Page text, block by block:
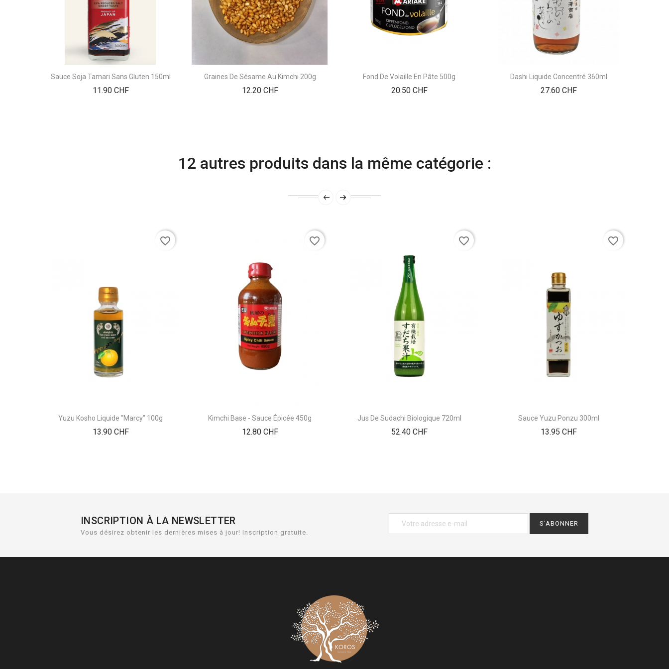
Sauce Soja Tamari Sans Gluten 150ml
11.90 CHFPrix
Graines De Sésame Au Kimchi 200g
12.20 CHFPrix
Fond De Volaille En Pâte 500g
20.50 CHFPrix
Dashi Liquide Concentré 360ml
27.60 CHFPrix
12 autres produits dans la même catégorie :
Yuzu Kosho Liquide "Marcy" 100g
13.90 CHFPrix
favorite_border
Kimchi Base - Sauce Épicée 450g
12.80 CHFPrix
favorite_border
Jus De Sudachi Biologique 720ml
52.40 CHFPrix
favorite_border
Sauce Yuzu Ponzu 300ml
13.95 CHFPrix
favorite_border
INSCRIPTION À LA NEWSLETTER
Vous désirez obtenir les dernières mises à jour! Inscription gratuite.